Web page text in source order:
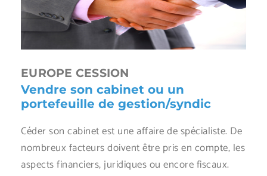
EUROPE CESSION
Vendre son cabinet ou un
portefeuille de gestion/syndic
Céder son cabinet est une affaire de spécialiste. De
nombreux facteurs doivent être pris en compte, les
aspects financiers, juridiques ou encore fiscaux.